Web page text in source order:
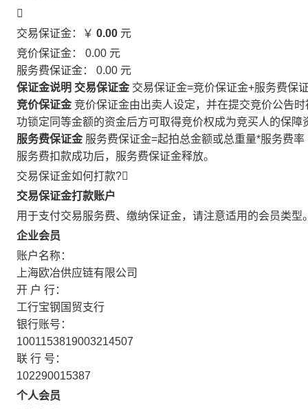

交易保证金：￥ 0.00 元
竞价保证金： 0.00 元
服务费保证金： 0.00 元
保证金说明 交易保证金 交易保证金=竞价保证金+服务费保
竞价保证金 竞价保证金由出卖人设定，并在提交竞价公告
功锁定同等金额的资金后方可取得竞价权成为竞买人的保障
服务费保证金 服务费保证金=起拍总金额或总重量*服务费率
服务费扣款成功后，服务费保证金释放。
交易保证金如何打款?
交易保证金打款账户
用于支付交易服务费、缴纳保证金，请注意适用的会员类型
企业会员
账户名称：
上海欧冶供应链有限公司
开 户 行：
工行宝钢国贸支行
银行账号：
1001153819003214507
联 行 号：
102290015387
个人会员